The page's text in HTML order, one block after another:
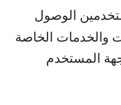
الوصول
والخدمات الخاصة
المستخدم